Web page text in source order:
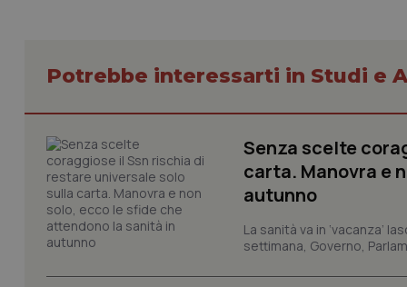
Potrebbe interessarti in Studi e
Senza scelte
carta. Manovra e
autunno
La sanità va in ‘vacanza’
settimana, Governo,
tracking-sites-
session-id
_ga
PHPSESSID